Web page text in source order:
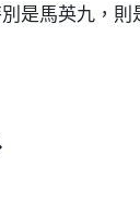
是馬英九，則